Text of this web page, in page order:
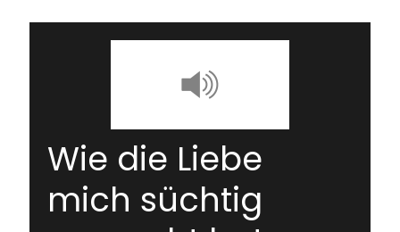
Wie die Liebe
mich süchtig